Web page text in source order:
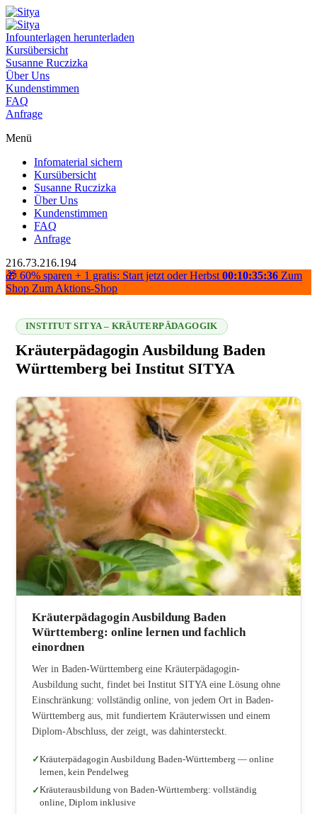
Infounterlagen herunterladen
Kursübersicht
Susanne Ruczizka
Über Uns
Kundenstimmen
FAQ
Anfrage
Menü
Infomaterial sichern
Kursübersicht
Susanne Ruczizka
Über Uns
Kundenstimmen
FAQ
Anfrage
216.73.216.194
🎁 60% sparen + 1 gratis: Start jetzt oder Herbst 00:10:35:36 Zum
Shop Zum Aktions-Shop
INSTITUT SITYA – KRÄUTERPÄDAGOGIK
Kräuterpädagogin Ausbildung Baden
Württemberg bei Institut SITYA
216.73.216.194 2026-08-07 13:23:17
Kräuterpädagogin Ausbildung Baden
Württemberg: online lernen und fachlich
einordnen
Wer in Baden-Württemberg eine Kräuterpädagogin-
Ausbildung sucht, findet bei Institut SITYA eine Lösung ohne
Einschränkung: vollständig online, von jedem Ort in Baden-
Württemberg aus, mit fundiertem Kräuterwissen und einem
Diplom-Abschluss, der zeigt, was dahintersteckt.
Kräuterpädagogin Ausbildung Baden-Württemberg — online
lernen, kein Pendelweg
Kräuterausbildung von Baden-Württemberg: vollständig
online, Diplom inklusive